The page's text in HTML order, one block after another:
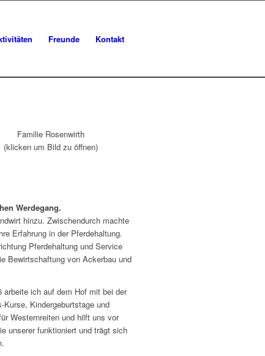
Freunde Kontakt
Familie Rosenwirth
(klicken um Bild zu öffnen)
Werdegang.
hinzu. Zwischendurch machte
Erfahrung in der Pferdehaltung.
Pferdehaltung und Service
Bewirtschaftung von Ackerbau und
arbeite ich auf dem Hof mit bei der
Kindergeburtstage und
Westernreiten und hilft uns vor
unserer funktioniert und trägt sich